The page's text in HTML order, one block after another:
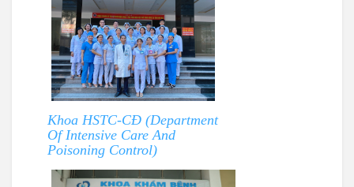
Khoa HSTC-CĐ (Department
Of Intensive Care And
Poisoning Control)